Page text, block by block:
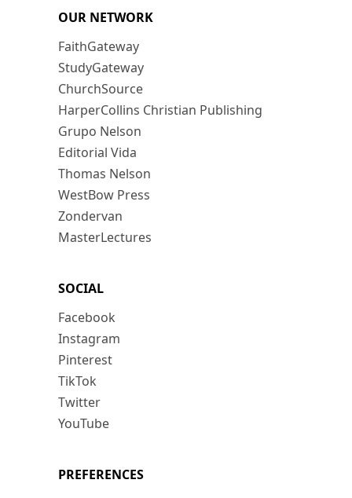
OUR NETWORK
FaithGateway
StudyGateway
ChurchSource
HarperCollins Christian Publishing
Grupo Nelson
Editorial Vida
Thomas Nelson
WestBow Press
Zondervan
MasterLectures
SOCIAL
Facebook
Instagram
Pinterest
TikTok
Twitter
YouTube
PREFERENCES